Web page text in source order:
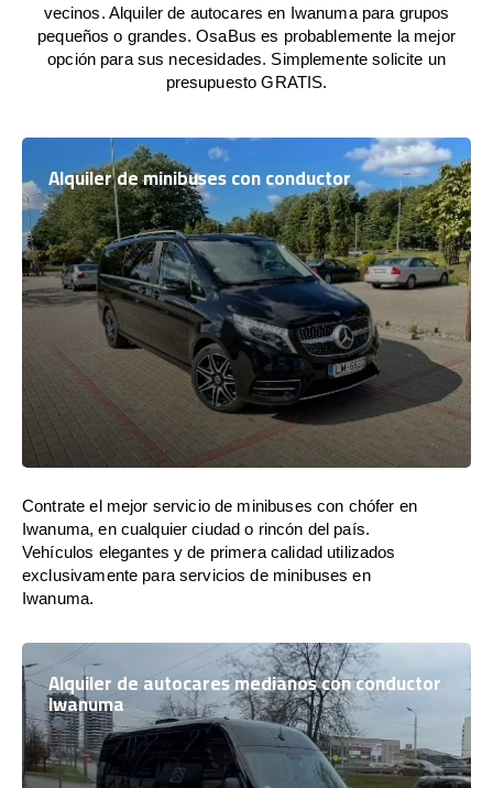
vecinos. Alquiler de autocares en Iwanuma para grupos
pequeños o grandes. OsaBus es probablemente la mejor
opción para sus necesidades. Simplemente solicite un
presupuesto GRATIS.
Alquiler de minibuses con conductor
Contrate el mejor servicio de minibuses con chófer en
Iwanuma, en cualquier ciudad o rincón del país.
Vehículos elegantes y de primera calidad utilizados
exclusivamente para servicios de minibuses en
Iwanuma.
Alquiler de autocares medianos con conductor
Iwanuma